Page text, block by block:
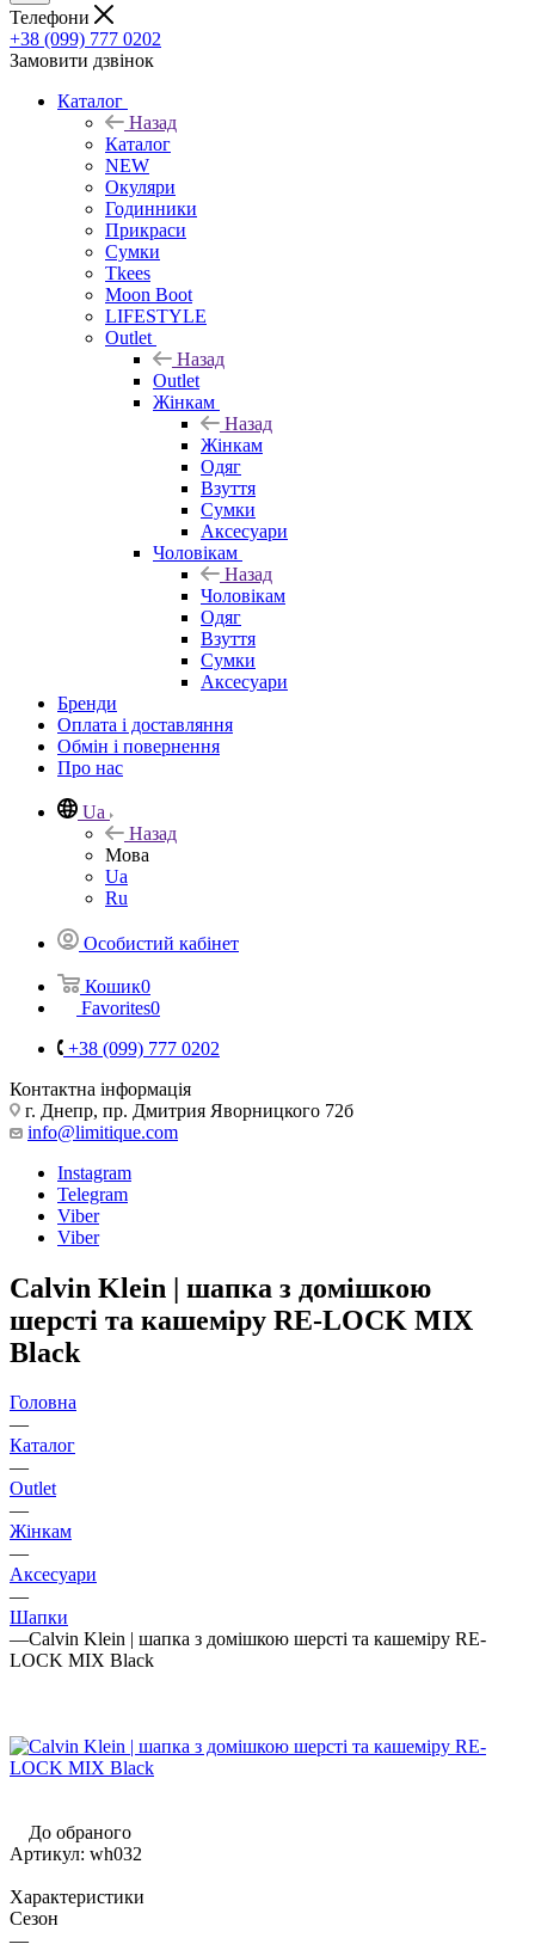
Телефони
+38 (099) 777 0202
Замовити дзвінок
Каталог
Назад
Каталог
NEW
Окуляри
Годинники
Прикраси
Сумки
Tkees
Moon Boot
LIFESTYLE
Outlet
Назад
Outlet
Жінкам
Назад
Жінкам
Одяг
Взуття
Сумки
Аксесуари
Чоловікам
Назад
Чоловікам
Одяг
Взуття
Сумки
Аксесуари
Бренди
Оплата і доставляння
Обмін і повернення
Про нас
Ua
Назад
Мова
Ua
Ru
Особистий кабінет
Кошик0
Favorites0
+38 (099) 777 0202
Контактна інформація
г. Днепр, пр. Дмитрия Яворницкого 72б
info@limitique.com
Instagram
Telegram
Viber
Viber
Calvin Klein | шапка з домішкою
шерсті та кашеміру RE-LOCK MIX
Black
Головна
—
Каталог
—
Outlet
—
Жінкам
—
Аксесуари
—
Шапки
—Calvin Klein | шапка з домішкою шерсті та кашеміру RE-
LOCK MIX Black
До обраного
Артикул: wh032
Характеристики
Сезон